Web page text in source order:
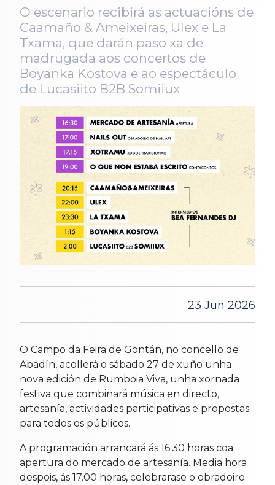
O escenario recibirá as actuacións de
Caamaño & Ameixeiras, Ulex e La
Txama, que darán paso xa de
madrugada aos concertos de
Boyanka Kostova e ao espectáculo
de Lucasiito B2B Somiiux
23 Jun 2026
O Campo da Feira de Gontán, no concello de
Abadín, acollerá o sábado 27 de xuño unha
nova edición de Rumboia Viva, unha xornada
festiva que combinará música en directo,
artesanía, actividades participativas e propostas
para todos os públicos.
A programación arrancará ás 16.30 horas coa
apertura do mercado de artesanía. Media hora
despois, ás 17.00 horas, celebrarase o obradoiro